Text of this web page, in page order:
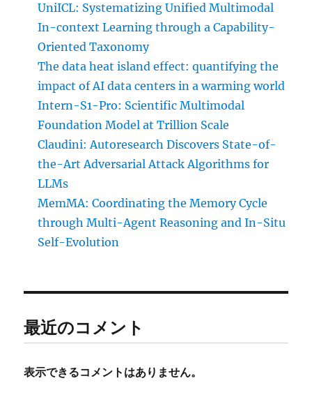
UniICL: Systematizing Unified Multimodal
In-context Learning through a Capability-
Oriented Taxonomy
The data heat island effect: quantifying the
impact of AI data centers in a warming world
Intern-S1-Pro: Scientific Multimodal
Foundation Model at Trillion Scale
Claudini: Autoresearch Discovers State-of-
the-Art Adversarial Attack Algorithms for
LLMs
MemMA: Coordinating the Memory Cycle
through Multi-Agent Reasoning and In-Situ
Self-Evolution
最近のコメント
表示できるコメントはありません。